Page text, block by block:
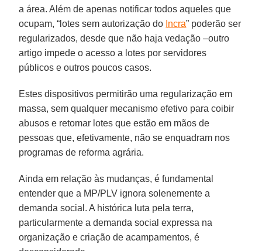
a área. Além de apenas notificar todos aqueles que
ocupam, “lotes sem autorização do Incra” poderão ser
regularizados, desde que não haja vedação –outro
artigo impede o acesso a lotes por servidores
públicos e outros poucos casos.
Estes dispositivos permitirão uma regularização em
massa, sem qualquer mecanismo efetivo para coibir
abusos e retomar lotes que estão em mãos de
pessoas que, efetivamente, não se enquadram nos
programas de reforma agrária.
Ainda em relação às mudanças, é fundamental
entender que a MP/PLV ignora solenemente a
demanda social. A histórica luta pela terra,
particularmente a demanda social expressa na
organização e criação de acampamentos, é